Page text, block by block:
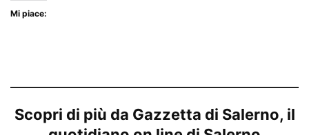
Mi piace:
Scopri di più da Gazzetta di Salerno, il